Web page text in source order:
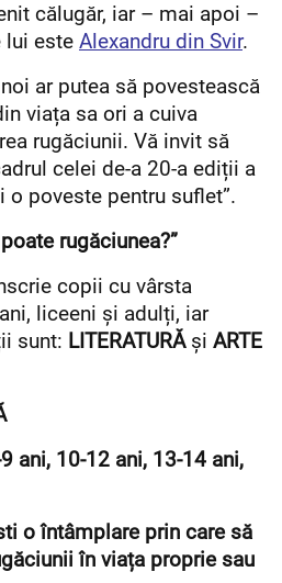
călugăr, iar – mai apoi –
lui este Alexandru din Svir.
ar putea să povestească
viața sa ori a cuiva
rugăciunii. Vă invit să
celei de-a 20-a ediții a
o poveste pentru suflet”.
rugăciunea?”
copii cu vârsta
liceeni și adulți, iar
sunt: LITERATURĂși ARTE
ani, 10-12 ani, 13-14 ani,
o întâmplare prin care să
în viața proprie sau